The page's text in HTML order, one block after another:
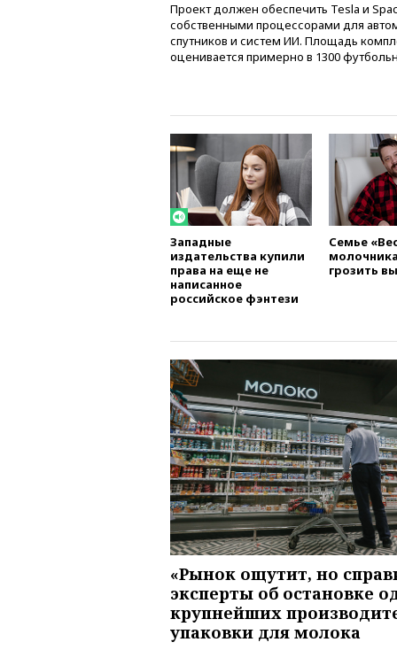
Проект должен обеспечить Tesla и
собственными процессорами для
спутников и систем ИИ. Площадь
оценивается примерно в 1300
Западные
издательства купили
права на еще не
написанное
российское фэнтези
Семье
грозить
«Рынок ощутит, но
эксперты об остановке
крупнейших
упаковки для молока